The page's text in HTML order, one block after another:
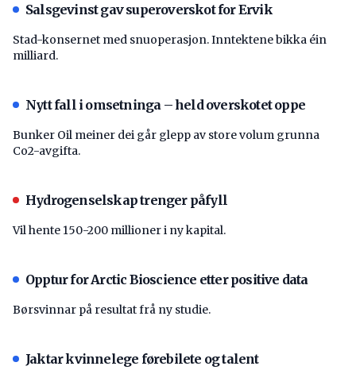
Salsgevinst gav superoverskot for Ervik
Stad-konsernet med snuoperasjon. Inntektene bikka éin
milliard.
Nytt fall i omsetninga – held overskotet oppe
Bunker Oil meiner dei går glepp av store volum grunna
Co2-avgifta.
Hydrogenselskap trenger påfyll
Vil hente 150-200 millioner i ny kapital.
Opptur for Arctic Bioscience etter positive data
Børsvinnar på resultat frå ny studie.
Jaktar kvinnelege førebilete og talent